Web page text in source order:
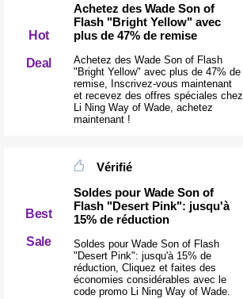
Hot
Deal
Achetez des Wade Son of
Flash "Bright Yellow" avec
plus de 47% de remise
Achetez des Wade Son of Flash
"Bright Yellow" avec plus de 47% de
remise, Inscrivez-vous maintenant
et recevez des offres spéciales chez
Li Ning Way of Wade, achetez
maintenant !
Best
Sale
Vérifié
Soldes pour Wade Son of
Flash "Desert Pink": jusqu'à
15% de réduction
Soldes pour Wade Son of Flash
"Desert Pink": jusqu'à 15% de
réduction, Cliquez et faites des
économies considérables avec le
code promo Li Ning Way of Wade.